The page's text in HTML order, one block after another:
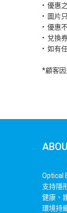
•⁠ ⁠優惠
•⁠ ⁠圖片
•⁠ ⁠優惠
•⁠ ⁠兌換
•⁠ ⁠如有
*顧客因
Optical
支持隱
健康、
環境持